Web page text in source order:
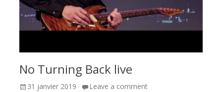
No Turning Back live
Posted
31 janvier 2019 Leave a comment